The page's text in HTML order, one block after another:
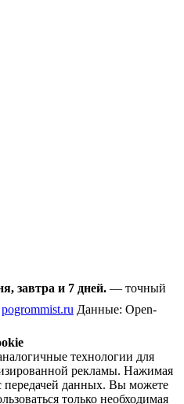
завтра и 7 дней. — точный
pogrommist.ru Данные: Open-
технологии для
рекламы. Нажимая
передачей данных. Вы можете
только необходимая